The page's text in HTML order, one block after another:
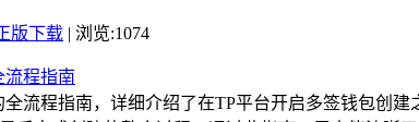
版下载 | 浏览:1074
全流程指南，详细介绍了在TP平台开启多签钱包创